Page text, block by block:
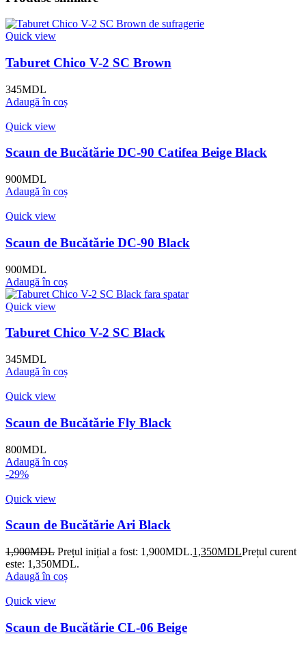
Quick view
Taburet Chico V-2 SC Brown
345MDL
Adaugă în coș
Quick view
Scaun de Bucătărie DC-90 Catifea Beige Black
900MDL
Adaugă în coș
Quick view
Scaun de Bucătărie DC-90 Black
900MDL
Adaugă în coș
Quick view
Taburet Chico V-2 SC Black
345MDL
Adaugă în coș
Quick view
Scaun de Bucătărie Fly Black
800MDL
Adaugă în coș
-29%
Quick view
Scaun de Bucătărie Ari Black
1,900MDL Prețul inițial a fost: 1,900MDL.1,350MDLPrețul curent
este: 1,350MDL.
Adaugă în coș
Quick view
Scaun de Bucătărie CL-06 Beige